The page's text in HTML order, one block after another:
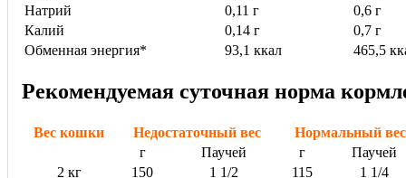
Натрий
0,11 г
0,6 г
Калий
0,14 г
0,7 г
Обменная энергия*
93,1 ккал 465,5
Рекомендуемая суточная норма
Вес кошки Недостаточный вес
Нормальный вес
г
Паучей г
Паучей
2 кг
150 1 1/2 115
1 1/4